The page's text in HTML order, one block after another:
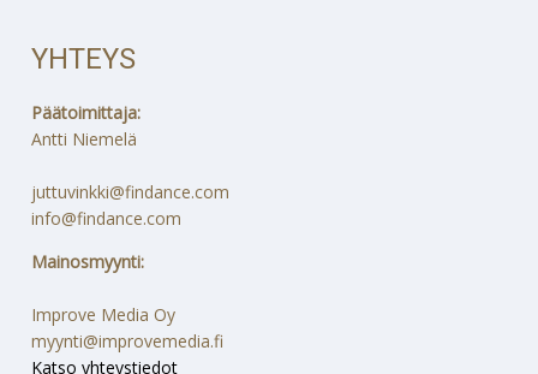
YHTEYS
Päätoimittaja:
Antti Niemelä
juttuvinkki@findance.com
info@findance.com
Mainosmyynti:
Improve Media Oy
myynti@improvemedia.fi
Katso yhteystiedot